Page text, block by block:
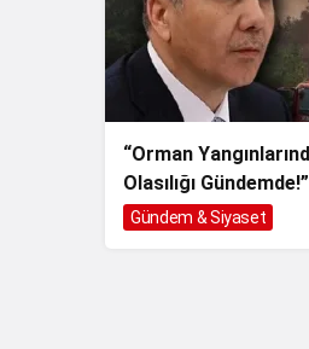
“Orman
Olasılığı Gündemde!”
Gündem & Siyaset